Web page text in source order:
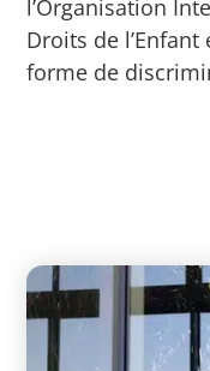
l’Organisation
Droits de
forme de